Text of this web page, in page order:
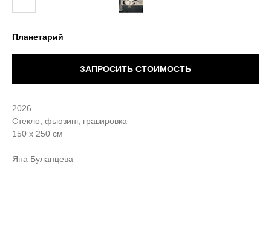
Планетарий
ЗАПРОСИТЬ СТОИМОСТЬ
2026
Стекло, фьюзинг, гравировка
150 х 250 см
Яна Буланцева